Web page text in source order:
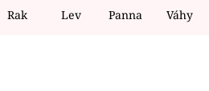
Rak Lev Panna Váhy